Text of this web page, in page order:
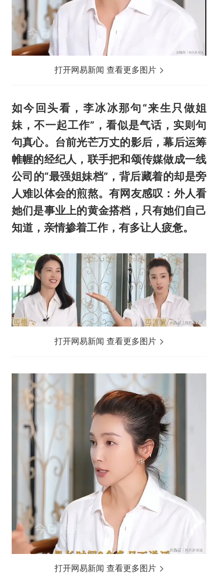
打开网易新闻 查看更多图片
如今回头看，李冰冰那句“来生只做姐
妹，不一起工作”，看似是气话，实则句
句真心。台前光芒万丈的影后，幕后运筹
帷幄的经纪人，联手把和颂传媒做成一线
公司的“最强姐妹档”，背后藏着的却是旁
人难以体会的煎熬。有网友感叹：外人看
她们是事业上的黄金搭档，只有她们自己
知道，亲情掺着工作，有多让人疲惫。
打开网易新闻 查看更多图片
打开网易新闻 查看更多图片